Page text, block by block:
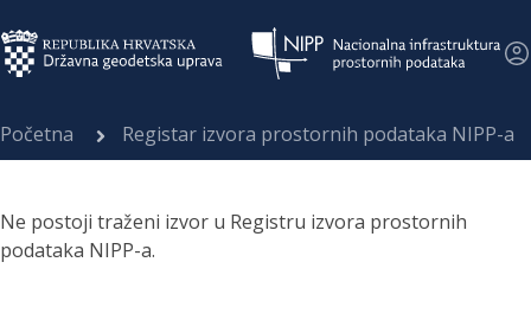
Početna Registar izvora prostornih podataka NIPP-a
Ne postoji traženi izvor u Registru izvora prostornih
podataka NIPP-a.